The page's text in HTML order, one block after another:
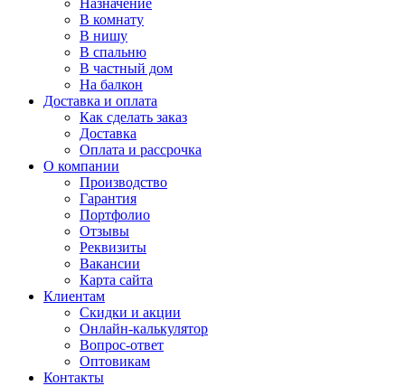
Назначение
В комнату
В нишу
В спальню
В частный дом
На балкон
Доставка и оплата
Как сделать заказ
Доставка
Оплата и рассрочка
О компании
Производство
Гарантия
Портфолио
Отзывы
Реквизиты
Вакансии
Карта сайта
Клиентам
Скидки и акции
Онлайн-калькулятор
Вопрос-ответ
Оптовикам
Контакты